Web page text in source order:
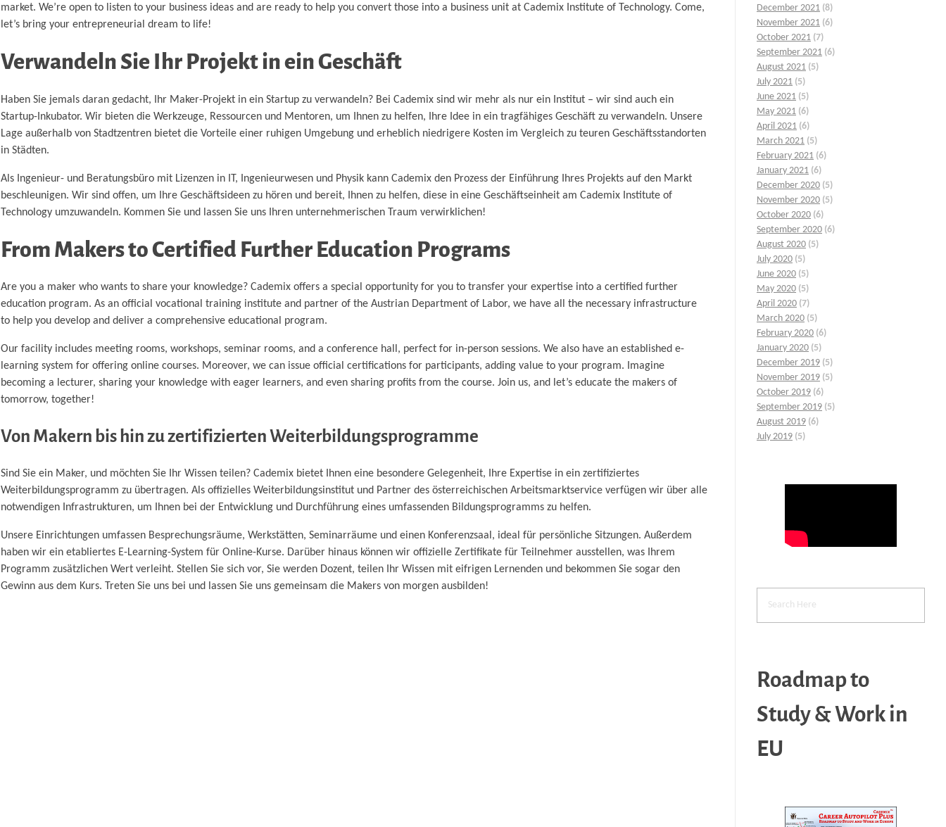
market. We’re open to listen to your business ideas and are ready to help you convert those into a business unit at Cademix Institute of Technology. Come,
let’s bring your entrepreneurial dream to life!
Verwandeln Sie Ihr Projekt in ein Geschäft
Haben Sie jemals daran gedacht, Ihr Maker-Projekt in ein Startup zu verwandeln? Bei Cademix sind wir mehr als nur ein Institut – wir sind auch ein
Startup-Inkubator. Wir bieten die Werkzeuge, Ressourcen und Mentoren, um Ihnen zu helfen, Ihre Idee in ein tragfähiges Geschäft zu verwandeln. Unsere
Lage außerhalb von Stadtzentren bietet die Vorteile einer ruhigen Umgebung und erheblich niedrigere Kosten im Vergleich zu teuren Geschäftsstandorten
in Städten.
Als Ingenieur- und Beratungsbüro mit Lizenzen in IT, Ingenieurwesen und Physik kann Cademix den Prozess der Einführung Ihres Projekts auf den Markt
beschleunigen. Wir sind offen, um Ihre Geschäftsideen zu hören und bereit, Ihnen zu helfen, diese in eine Geschäftseinheit am Cademix Institute of
Technology umzuwandeln. Kommen Sie und lassen Sie uns Ihren unternehmerischen Traum verwirklichen!
From Makers to Certified Further Education Programs
Are you a maker who wants to share your knowledge? Cademix offers a special opportunity for you to transfer your expertise into a certified further
education program. As an official vocational training institute and partner of the Austrian Department of Labor, we have all the necessary infrastructure
to help you develop and deliver a comprehensive educational program.
Our facility includes meeting rooms, workshops, seminar rooms, and a conference hall, perfect for in-person sessions. We also have an established e-
learning system for offering online courses. Moreover, we can issue official certifications for participants, adding value to your program. Imagine
becoming a lecturer, sharing your knowledge with eager learners, and even sharing profits from the course. Join us, and let’s educate the makers of
tomorrow, together!
Von Makern bis hin zu zertifizierten Weiterbildungsprogramme
Sind Sie ein Maker, und möchten Sie Ihr Wissen teilen? Cademix bietet Ihnen eine besondere Gelegenheit, Ihre Expertise in ein zertifiziertes
Weiterbildungsprogramm zu übertragen. Als offizielles Weiterbildungsinstitut und Partner des österreichischen Arbeitsmarktservice verfügen wir über alle
notwendigen Infrastrukturen, um Ihnen bei der Entwicklung und Durchführung eines umfassenden Bildungsprogramms zu helfen.
Unsere Einrichtungen umfassen Besprechungsräume, Werkstätten, Seminarräume und einen Konferenzsaal, ideal für persönliche Sitzungen. Außerdem
haben wir ein etabliertes E-Learning-System für Online-Kurse. Darüber hinaus können wir offizielle Zertifikate für Teilnehmer ausstellen, was Ihrem
Programm zusätzlichen Wert verleiht. Stellen Sie sich vor, Sie werden Dozent, teilen Ihr Wissen mit eifrigen Lernenden und bekommen Sie sogar den
Gewinn aus dem Kurs. Treten Sie uns bei und lassen Sie uns gemeinsam die Makers von morgen ausbilden!
December 2021 (8)
November 2021 (6)
October 2021 (7)
September 2021 (6)
August 2021 (5)
July 2021 (5)
June 2021 (5)
May 2021 (6)
April 2021 (6)
March 2021 (5)
February 2021 (6)
January 2021 (6)
December 2020 (5)
November 2020 (5)
October 2020 (6)
September 2020 (6)
August 2020 (5)
July 2020 (5)
June 2020 (5)
May 2020 (5)
April 2020 (7)
March 2020 (5)
February 2020 (6)
January 2020 (5)
December 2019 (5)
November 2019 (5)
October 2019 (6)
September 2019 (5)
August 2019 (6)
July 2019 (5)
Roadmap to
Study & Work in
EU